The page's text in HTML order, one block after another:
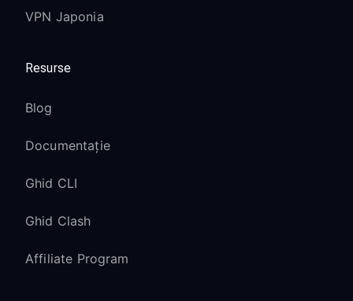
VPN Japonia
Resurse
Blog
Documentație
Ghid CLI
Ghid Clash
Affiliate Program